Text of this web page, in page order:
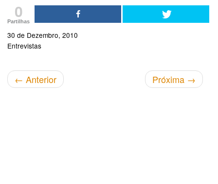
0
Partilhas
30 de Dezembro, 2010
Entrevistas
← Anterior Próxima →